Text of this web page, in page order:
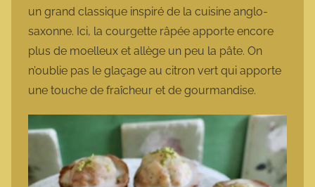
un grand classique inspiré de la cuisine anglo-
saxonne. Ici, la courgette râpée apporte encore
plus de moelleux et allège un peu la pâte. On
n’oublie pas le glaçage au citron vert qui apporte
une touche de fraîcheur et de gourmandise.